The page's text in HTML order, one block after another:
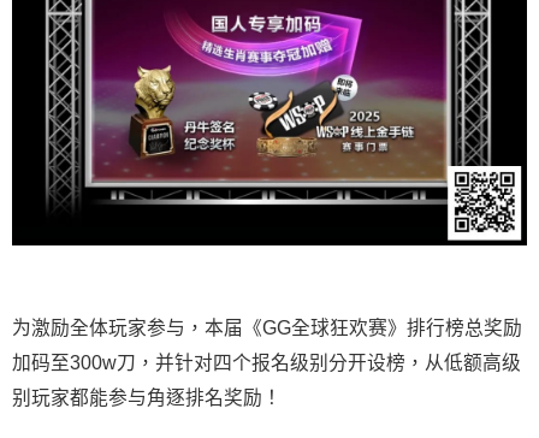
为激励全体玩家参与，本届《GG全球狂欢赛》排行榜总奖励
加码至300w刀，并针对四个报名级别分开设榜，从低额高级
别玩家都能参与角逐排名奖励！